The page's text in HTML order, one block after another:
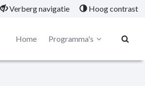
Verberg navigatie Hoog contrast
Home Programma's